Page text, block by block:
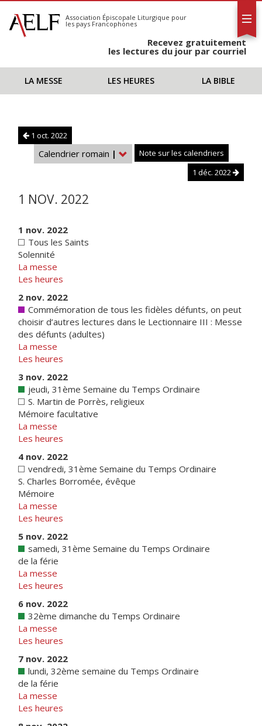
S'abonner
Calendrier
Association Épiscopale Liturgique pour
les pays Francophones
Recevez gratuitement
les lectures du jour par courriel
LA MESSE LES HEURES LA BIBLE
1 oct. 2022
Calendrier romain |
Note sur les calendriers
1 déc. 2022
1 NOV. 2022
1 nov. 2022
Tous les Saints
Solennité
La messe
Les heures
2 nov. 2022
Commémoration de tous les fidèles défunts, on peut
choisir d’autres lectures dans le Lectionnaire III : Messe
des défunts (adultes)
La messe
Les heures
3 nov. 2022
jeudi, 31ème Semaine du Temps Ordinaire
S. Martin de Porrès, religieux
Mémoire facultative
La messe
Les heures
4 nov. 2022
vendredi, 31ème Semaine du Temps Ordinaire
S. Charles Borromée, évêque
Mémoire
La messe
Les heures
5 nov. 2022
samedi, 31ème Semaine du Temps Ordinaire
de la férie
La messe
Les heures
6 nov. 2022
32ème dimanche du Temps Ordinaire
La messe
Les heures
7 nov. 2022
lundi, 32ème semaine du Temps Ordinaire
de la férie
La messe
Les heures